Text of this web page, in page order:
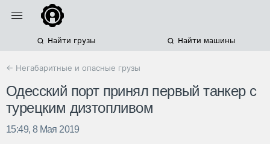
Найти грузы Найти машины
← Негабаритные и опасные грузы
Одесский порт принял первый танкер с
турецким дизтопливом
15:49, 8 Мая 2019